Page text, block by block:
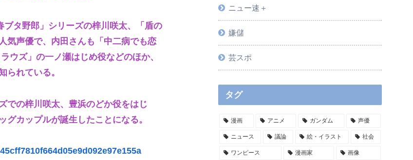
タ野郎」シリーズの梓川咲太、「盾の
気声優で、内田さんも「中二病でも恋
ウズ」の一ノ瀬はじめ役などのほか、
られている。
での梓川咲太、豊浜のどか役をはじ
カップルが誕生したことになる。
ニュー速＋
嫌儲
芸スポ
タグ
漫画 アニメ ガンダム 声優
ニュース 議論 絵・イラスト 社会
ワンピース 漫画家 画像